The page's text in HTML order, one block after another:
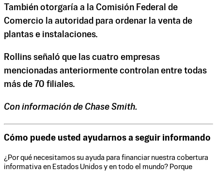
También otorgaría a la Comisión Federal de
Comercio la autoridad para ordenar la venta de
plantas e instalaciones.
Rollins señaló que las cuatro empresas
mencionadas anteriormente controlan entre todas
más de 70 filiales.
Con información de Chase Smith.
Cómo puede usted ayudarnos a seguir informando
¿Por qué necesitamos su ayuda para financiar nuestra cobertura
informativa en Estados Unidos y en todo el mundo? Porque